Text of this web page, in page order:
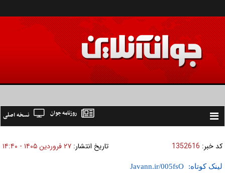
Toggle
نسخه اصلی روزنامه جوان
کد خبر: 1352616 تاریخ انتشار: ۲۷ فروردين ۱۴۰۵ - ۱۴:۴۰
لینک کوتاه: